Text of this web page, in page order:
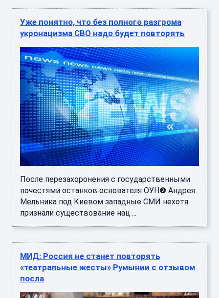
Уже понятно, что без полного разгрома
укронацизма СВО надо будет повторять
После перезахоронения с государственными
почестями останков основателя ОУН❷ Андрея
Мельника под Киевом западные СМИ нехотя
признали существование нац ...
МИД: Россия не станет повторять
«театральные жесты» Румынии с отзывом
посла